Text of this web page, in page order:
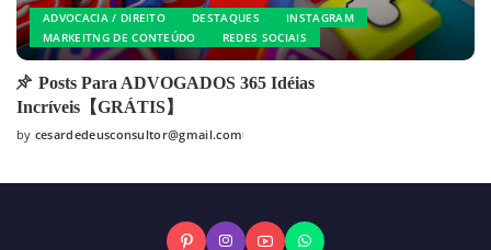
ADVOCACIA / DIREITO DESTAQUES
INSTAGRAM
MARKEITNG DE CONTEÚDO
REDES SOCIAIS
Posts Para ADVOGADOS 365 Idéias
Incríveis【GRÁTIS】
by cesardedeusconsultor@gmail.com